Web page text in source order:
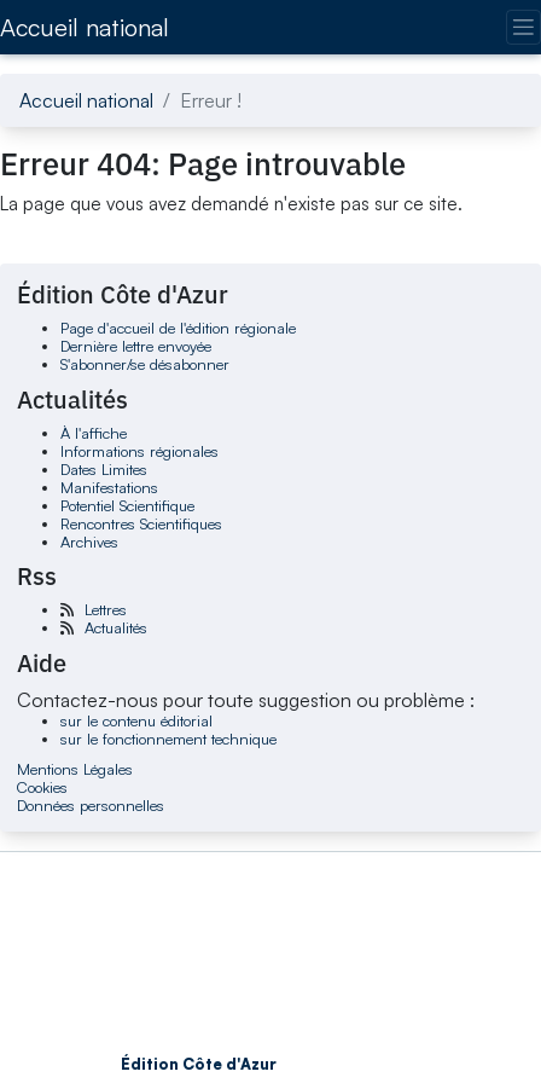
Accueil national
Accueil national Erreur !
Erreur 404: Page introuvable
La page que vous avez demandé n'existe pas sur ce site.
Édition Côte d'Azur
Page d'accueil de l'édition régionale
Dernière lettre envoyée
S'abonner/se désabonner
Actualités
À l'affiche
Informations régionales
Dates Limites
Manifestations
Potentiel Scientifique
Rencontres Scientifiques
Archives
Rss
Lettres
Actualités
Aide
Contactez-nous pour toute suggestion ou problème :
sur le contenu éditorial
sur le fonctionnement technique
Mentions Légales
Cookies
Données personnelles
Édition Côte d'Azur